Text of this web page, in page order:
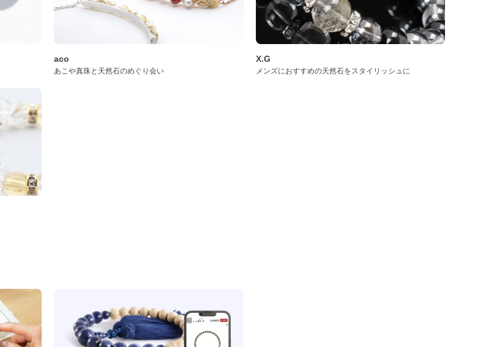
aco
あこや真珠と天然石のめぐり会い
X.G
メンズにおすすめの天然石をスタイリッシュに